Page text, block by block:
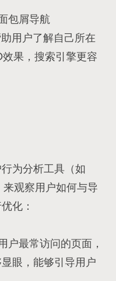
包屑导航
用户了解自己所在
果，搜索引擎更容
为分析工具（如
观察用户如何与导
化：
户最常访问的页面，
眼，能够引导用户